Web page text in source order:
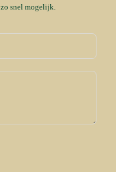
snel mogelijk.